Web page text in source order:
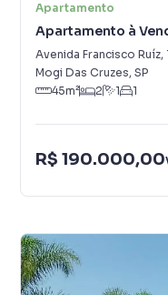
Apartamento
Apartamento à
Avenida Francisco Ruíz,
Mogi Das Cruzes, SP
45m² 2 1 1
R$ 190.000,00